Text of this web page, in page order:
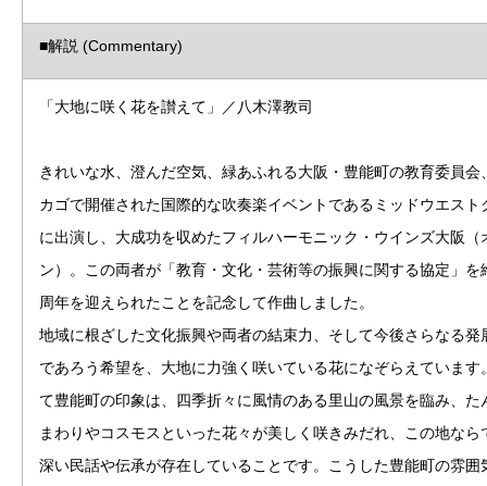
■解説 (Commentary)
「大地に咲く花を讃えて」／八木澤教司
きれいな水、澄んだ空気、緑あふれる大阪・豊能町の教育委員会
カゴで開催された国際的な吹奏楽イベントであるミッドウエスト
に出演し、大成功を収めたフィルハーモニック・ウインズ大阪（
ン）。この両者が「教育・文化・芸術等の振興に関する協定」を
周年を迎えられたことを記念して作曲しました。
地域に根ざした文化振興や両者の結束力、そして今後さらなる発
であろう希望を、大地に力強く咲いている花になぞらえています
て豊能町の印象は、四季折々に風情のある里山の風景を臨み、た
まわりやコスモスといった花々が美しく咲きみだれ、この地なら
深い民話や伝承が存在していることです。こうした豊能町の雰囲